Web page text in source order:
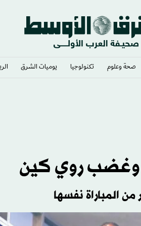
صحة وعلوم تكنولوجيا يوميات الشرق​
وغضب روي كين
المباراة نفسها